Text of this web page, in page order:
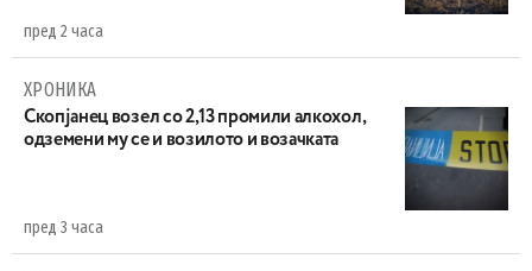
пред 2 часа
ХРОНИКА
Скопјанец возел со 2,13 промили алкохол,
одземени му се и возилото и возачката
пред 3 часа